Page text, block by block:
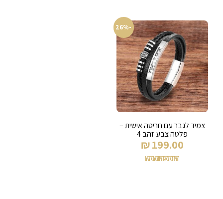
-26%
צמיד לגבר עם חריטה אישית –
פלטה צבע זהב 4
₪199.00
הוספה לסל